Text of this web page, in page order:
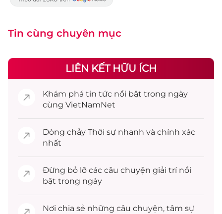
Tin cùng chuyên mục
LIÊN KẾT HỮU ÍCH
Khám phá tin tức nổi bật trong ngày
cùng VietNamNet
Dòng chảy Thời sự nhanh và chính xác
nhất
Đừng bỏ lỡ các câu chuyện giải trínổi
bật trong ngày
Nơi chia sẻ những câu chuyện, tâm sự